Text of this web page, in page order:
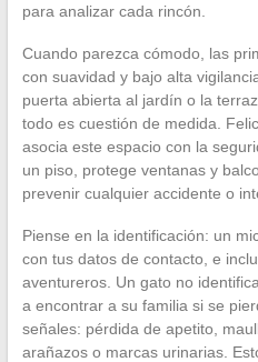
para analizar cada rincón.
Cuando parezca cómodo, las
con suavidad y bajo alta
puerta abierta al jardín o la
todo es cuestión de medida.
asocia este espacio con la
un piso, protege ventanas y
prevenir cualquier accidente o
Piense en la identificación: un
con tus datos de contacto, e
aventureros. Un gato no
a encontrar a su familia si se
señales: pérdida de apetito,
arañazos o marcas urinarias.